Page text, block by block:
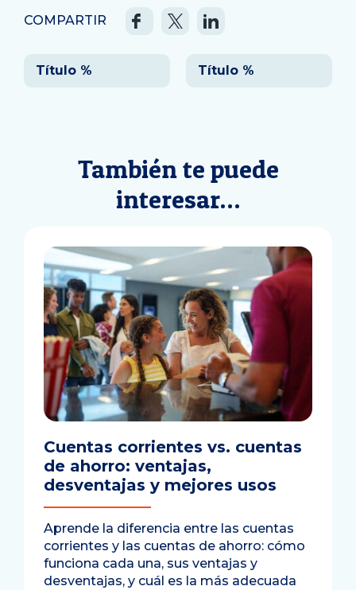
COMPARTIR
Navegación
de
Título % Título %
También te puede
interesar…
Cuentas corrientes vs. cuentas
de ahorro: ventajas,
desventajas y mejores usos
Aprende la diferencia entre las cuentas
corrientes y las cuentas de ahorro: cómo
funciona cada una, sus ventajas y
desventajas, y cuál es la más adecuada